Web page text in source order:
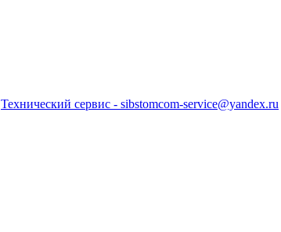
Технический сервис - sibstomcom-service@yandex.ru